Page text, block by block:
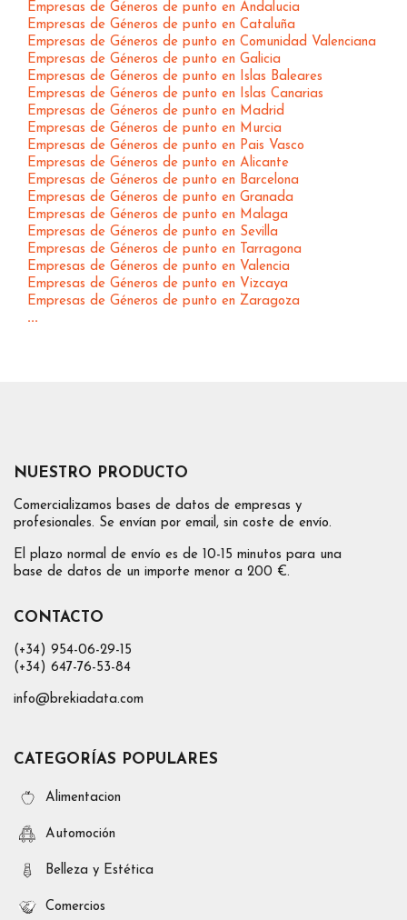
Empresas de Géneros de punto en Andalucia
Empresas de Géneros de punto en Cataluña
Empresas de Géneros de punto en Comunidad Valenciana
Empresas de Géneros de punto en Galicia
Empresas de Géneros de punto en Islas Baleares
Empresas de Géneros de punto en Islas Canarias
Empresas de Géneros de punto en Madrid
Empresas de Géneros de punto en Murcia
Empresas de Géneros de punto en Pais Vasco
Empresas de Géneros de punto en Alicante
Empresas de Géneros de punto en Barcelona
Empresas de Géneros de punto en Granada
Empresas de Géneros de punto en Malaga
Empresas de Géneros de punto en Sevilla
Empresas de Géneros de punto en Tarragona
Empresas de Géneros de punto en Valencia
Empresas de Géneros de punto en Vizcaya
Empresas de Géneros de punto en Zaragoza
...
NUESTRO PRODUCTO
Comercializamos bases de datos de empresas y
profesionales. Se envían por email, sin coste de envío.
El plazo normal de envío es de 10-15 minutos para una
base de datos de un importe menor a 200 €.
CONTACTO
(+34) 954-06-29-15
(+34) 647-76-53-84
info@brekiadata.com
CATEGORÍAS POPULARES
Alimentacion
Automoción
Belleza y Estética
Comercios